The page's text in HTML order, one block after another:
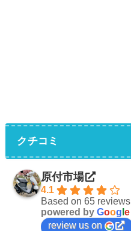
クチコミ
原付市場
4.1
Based on 65 reviews
powered by Goog e
review us on